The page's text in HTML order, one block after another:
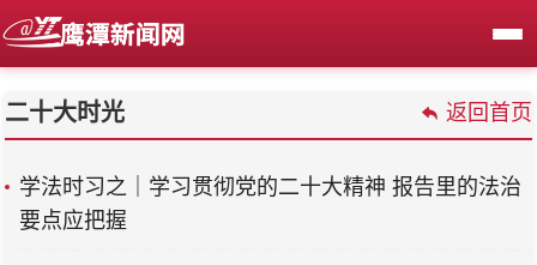
二十大时光 返回首页
学法时习之｜学习贯彻党的二十大精神 报告里的法治
要点应把握